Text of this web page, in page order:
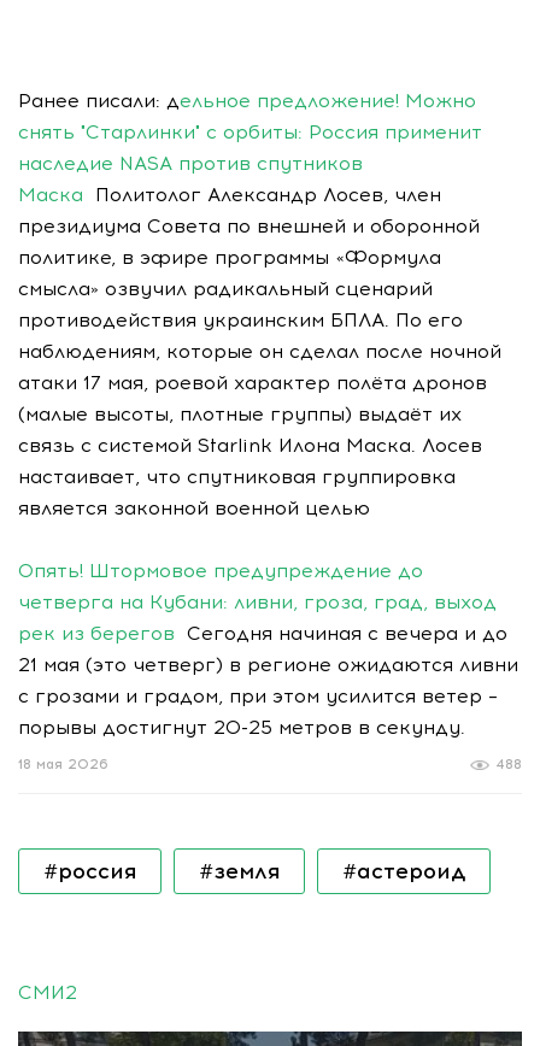
Ранее писали: дельное предложение! Можно
снять "Старлинки" с орбиты: Россия применит
наследие NASA против спутников
Маска Политолог Александр Лосев, член
президиума Совета по внешней и оборонной
политике, в эфире программы «Формула
смысла» озвучил радикальный сценарий
противодействия украинским БПЛА. По его
наблюдениям, которые он сделал после ночной
атаки 17 мая, роевой характер полёта дронов
(малые высоты, плотные группы) выдаёт их
связь с системой Starlink Илона Маска. Лосев
настаивает, что спутниковая группировка
является законной военной целью
Опять! Штормовое предупреждение до
четверга на Кубани: ливни, гроза, град, выход
рек из берегов Сегодня начиная с вечера и до
21 мая (это четверг) в регионе ожидаются ливни
с грозами и градом, при этом усилится ветер –
порывы достигнут 20-25 метров в секунду.
488
18 мая 2026
#россия #земля #астероид
СМИ2